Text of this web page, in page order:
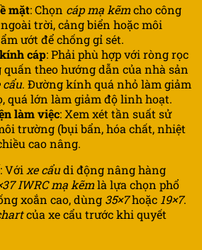
mặt: Chọn cáp mạ kẽmcho công
trời, cảng biển hoặc môi
ướt để chống gỉ sét.
cáp: Phải phù hợp với ròng rọc
quấn theo hướng dẫn của nhà sản
cẩu. Đường kính quá nhỏ làm giảm
quá lớn làm giảm độ linh hoạt.
làm việc: Xem xét tần suất sử
trường (bụi bẩn, hóa chất, nhiệt
cao nâng.
: Với xe cẩudi động nâng hàng
IWRC mạ kẽmlà lựa chọn phổ
xoắn cao, dùng 35×7hoặc 19×7.
của xe cẩu trước khi quyết